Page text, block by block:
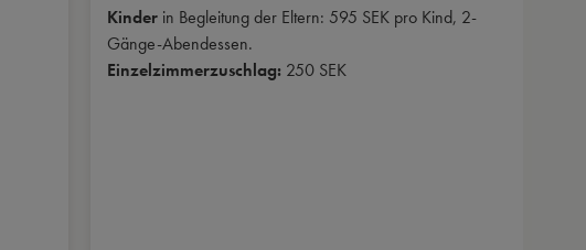
Kinderin Begleitung der Eltern: 595 SEK pro Kind, 2-
Gänge-Abendessen.
Einzelzimmerzuschlag: 250 SEK